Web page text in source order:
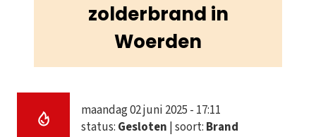
zolderbrand in
Woerden
maandag 02 juni 2025 - 17:11
status: Gesloten | soort: Brand